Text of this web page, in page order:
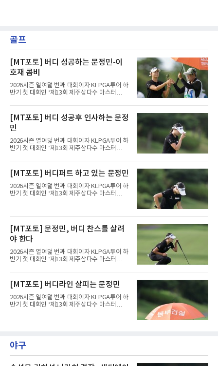
골프
[MT포토] 버디 성공하는 문정민-이
호재 콤비
2026시즌 열여덟 번째 대회이자 KLPGA투어 하
반기 첫 대회인 ‘제13회 제주삼다수 마스터
제주도 서귀포시에 위치한 테디밸리 골프앤리조
트(파72/6,767야드)에서 열리고 있다.7일 현재
2라운드 경기가 펼쳐지고 있다.문정민(동부건
설)이 11번 홀에서 경기하고 있다.
[MT포토] 버디 성공후 인사하는 문정
민
2026시즌 열여덟 번째 대회이자 KLPGA투어 하
반기 첫 대회인 ‘제13회 제주삼다수 마스터
제주도 서귀포시에 위치한 테디밸리 골프앤리조
트(파72/6,767야드)에서 열리고 있다.7일 현재
2라운드 경기가 펼쳐지고 있다.문정민(동부건
설)이 11번 홀에서 경기하고 있다.
[MT포토] 버디퍼트 하고 있는 문정민
2026시즌 열여덟 번째 대회이자 KLPGA투어 하
반기 첫 대회인 ‘제13회 제주삼다수 마스터
트(파72/6,767야드)에서 열리고 있다.7일 현재
2라운드 경기가 펼쳐지고 있다.문정민(동부건
설)이 11번 홀에서 경기하고 있다.
[MT포토] 문정민, 버디 찬스를 살려
야 한다
2026시즌 열여덟 번째 대회이자 KLPGA투어 하
반기 첫 대회인 ‘제13회 제주삼다수 마스터
제주도 서귀포시에 위치한 테디밸리 골프앤리조
트(파72/6,767야드)에서 열리고 있다.7일 현재
2라운드 경기가 펼쳐지고 있다.문정민(동부건
설)이 11번 홀에서 경기하고 있다.
[MT포토] 버디라인 살피는 문정민
2026시즌 열여덟 번째 대회이자 KLPGA투어 하
반기 첫 대회인 ‘제13회 제주삼다수 마스터
설)이 11번 홀에서 경기하고 있다.
야구